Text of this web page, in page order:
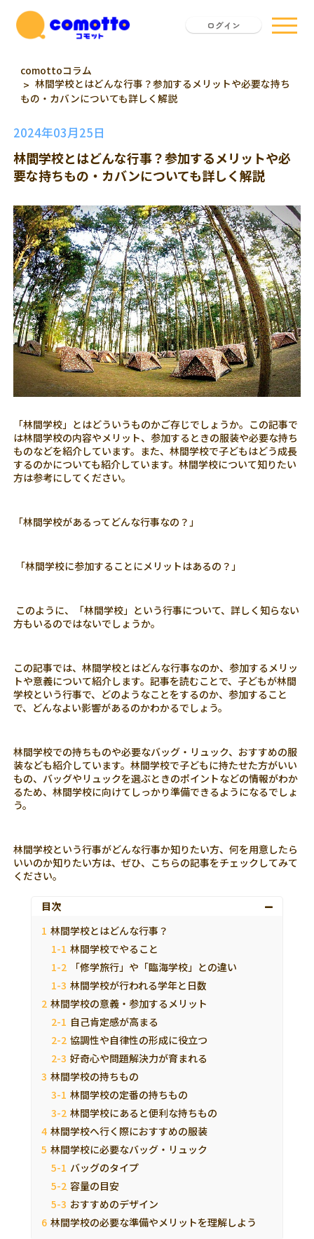
ログイン
comottoコラム
林間学校とはどんな行事？参加するメリットや必要な持ち
もの・カバンについても詳しく解説
2024年03月25日
林間学校とはどんな行事？参加するメリットや必
要な持ちもの・カバンについても詳しく解説
「林間学校」とはどういうものかご存じでしょうか。この記事で
は林間学校の内容やメリット、参加するときの服装や必要な持ち
ものなどを紹介しています。また、林間学校で子どもはどう成長
するのかについても紹介しています。林間学校について知りたい
方は参考にしてください。
「林間学校があるってどんな行事なの？」
「林間学校に参加することにメリットはあるの？」
このように、「林間学校」という行事について、詳しく知らない
方もいるのではないでしょうか。
この記事では、林間学校とはどんな行事なのか、参加するメリッ
トや意義について紹介します。記事を読むことで、子どもが林間
学校という行事で、どのようなことをするのか、参加すること
で、どんなよい影響があるのかわかるでしょう。
林間学校での持ちものや必要なバッグ・リュック、おすすめの服
装なども紹介しています。林間学校で子どもに持たせた方がいい
もの、バッグやリュックを選ぶときのポイントなどの情報がわか
るため、林間学校に向けてしっかり準備できるようになるでしょ
う。
林間学校という行事がどんな行事か知りたい方、何を用意したら
いいのか知りたい方は、ぜひ、こちらの記事をチェックしてみて
ください。
目次
林間学校とはどんな行事？
林間学校でやること
「修学旅行」や「臨海学校」との違い
林間学校が行われる学年と日数
林間学校の意義・参加するメリット
自己肯定感が高まる
協調性や自律性の形成に役立つ
好奇心や問題解決力が育まれる
林間学校の持ちもの
林間学校の定番の持ちもの
林間学校にあると便利な持ちもの
林間学校へ行く際におすすめの服装
林間学校に必要なバッグ・リュック
バッグのタイプ
容量の目安
おすすめのデザイン
林間学校の必要な準備やメリットを理解しよう